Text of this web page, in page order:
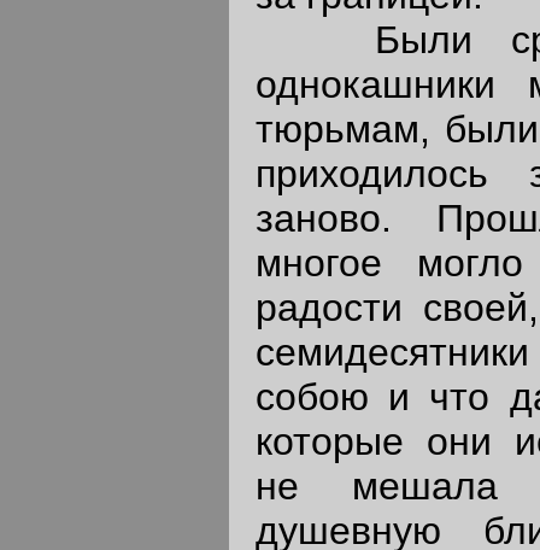
Были
тюрьмам,
приходилось
заново.
многое
радости
собою и что
которые они
не мешала
душевную